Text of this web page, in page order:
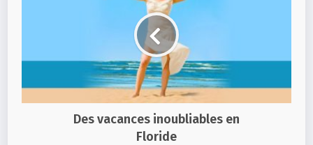
Des vacances inoubliables en
Floride